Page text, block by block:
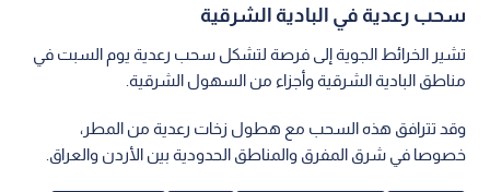
سحب رعدية في البادية الشرقية
تشير الخرائط الجوية إلى فرصة لتشكل سحب رعدية يوم السبت في
مناطق البادية الشرقية وأجزاء من السهول الشرقية.
وقد تترافق هذه السحب مع هطول زخات رعدية من المطر،
خصوصا في شرق المفرق والمناطق الحدودية بين الأردن والعراق.